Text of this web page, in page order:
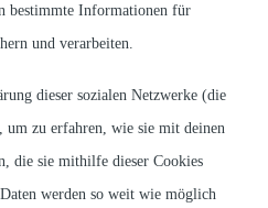
bestimmte Informationen für
und verarbeiten.
dieser sozialen Netzwerke (die
um zu erfahren, wie sie mit deinen
die sie mithilfe dieser Cookies
werden so weit wie möglich